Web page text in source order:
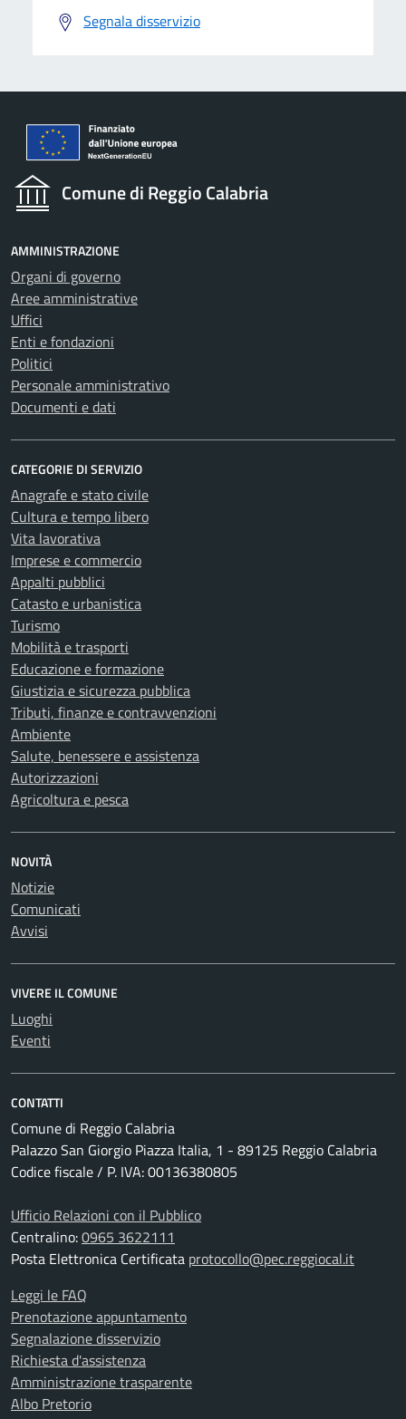
Segnala disservizio
Comune di Reggio Calabria
AMMINISTRAZIONE
Organi di governo
Aree amministrative
Uffici
Enti e fondazioni
Politici
Personale amministrativo
Documenti e dati
CATEGORIE DI SERVIZIO
Anagrafe e stato civile
Cultura e tempo libero
Vita lavorativa
Imprese e commercio
Appalti pubblici
Catasto e urbanistica
Turismo
Mobilità e trasporti
Educazione e formazione
Giustizia e sicurezza pubblica
Tributi, finanze e contravvenzioni
Ambiente
Salute, benessere e assistenza
Autorizzazioni
Agricoltura e pesca
NOVITÀ
Notizie
Comunicati
Avvisi
VIVERE IL COMUNE
Luoghi
Eventi
CONTATTI
Comune di Reggio Calabria
Palazzo San Giorgio Piazza Italia, 1 - 89125 Reggio Calabria
Codice fiscale / P. IVA: 00136380805
Ufficio Relazioni con il Pubblico
Centralino:0965 3622111
Posta Elettronica Certificata protocollo@pec.reggiocal.it
Leggi le FAQ
Prenotazione appuntamento
Segnalazione disservizio
Richiesta d'assistenza
Amministrazione trasparente
Albo Pretorio